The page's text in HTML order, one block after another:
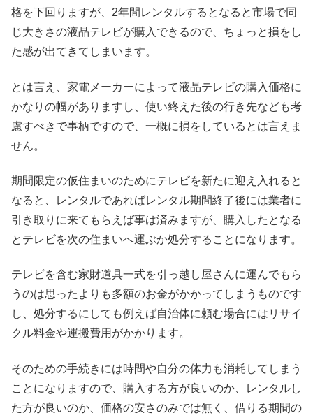
格を下回りますが、2年間レンタルするとなると市場で同
じ大きさの液晶テレビが購入できるので、ちょっと損をし
た感が出てきてしまいます。
とは言え、家電メーカーによって液晶テレビの購入価格に
かなりの幅がありますし、使い終えた後の行き先なども考
慮すべきで事柄ですので、一概に損をしているとは言えま
せん。
期間限定の仮住まいのためにテレビを新たに迎え入れると
なると、レンタルであればレンタル期間終了後には業者に
引き取りに来てもらえば事は済みますが、購入したとなる
とテレビを次の住まいへ運ぶか処分することになります。
テレビを含む家財道具一式を引っ越し屋さんに運んでもら
うのは思ったよりも多額のお金がかかってしまうものです
し、処分するにしても例えば自治体に頼む場合にはリサイ
クル料金や運搬費用がかかります。
そのための手続きには時間や自分の体力も消耗してしまう
ことになりますので、購入する方が良いのか、レンタルし
た方が良いのか、価格の安さのみでは無く、借りる期間の